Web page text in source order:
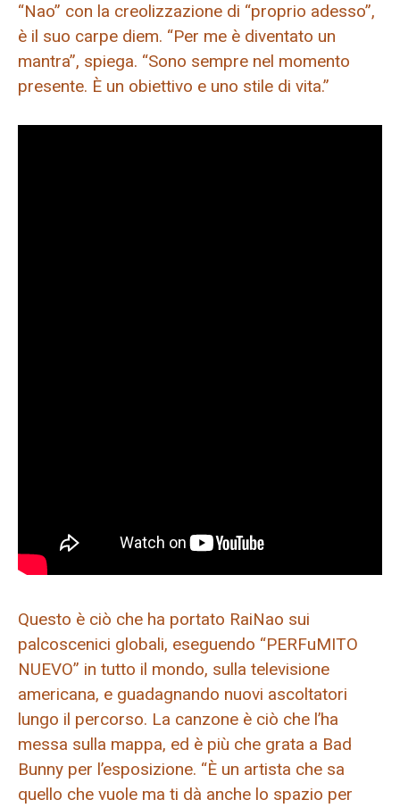
“Nao” con la creolizzazione di “proprio adesso”,
è il suo carpe diem. “Per me è diventato un
mantra”, spiega. “Sono sempre nel momento
presente. È un obiettivo e uno stile di vita.”
Questo è ciò che ha portato RaiNao sui
palcoscenici globali, eseguendo “PERFuMITO
NUEVO” in tutto il mondo, sulla televisione
americana, e guadagnando nuovi ascoltatori
lungo il percorso. La canzone è ciò che l’ha
messa sulla mappa, ed è più che grata a Bad
Bunny per l’esposizione. “È un artista che sa
quello che vuole ma ti dà anche lo spazio per